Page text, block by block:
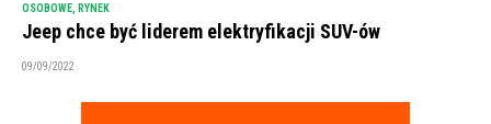
OSOBOWE RYNEK
Jeep chce być liderem elektryfikacji SUV-ów
09/09/2022